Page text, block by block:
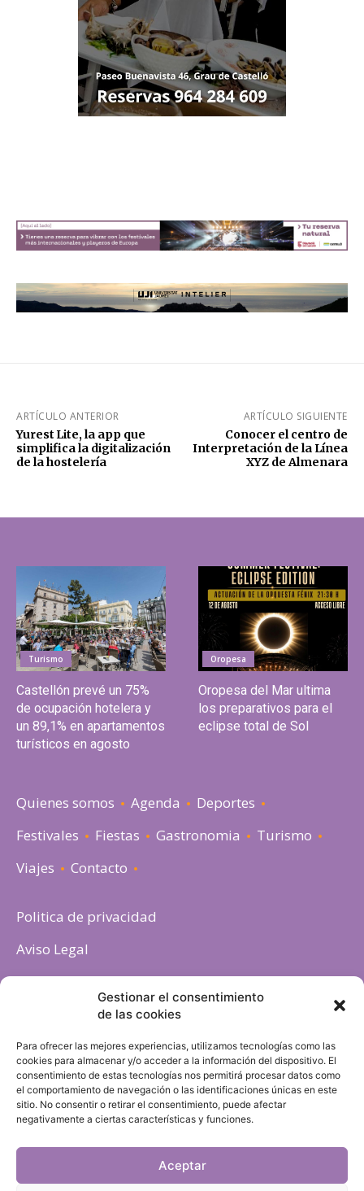
Gestionar el consentimiento
de las cookies
Para ofrecer las mejores experiencias, utilizamos tecnologías como las
cookies para almacenar y/o acceder a la información del dispositivo. El
consentimiento de estas tecnologías nos permitirá procesar datos como
el comportamiento de navegación o las identificaciones únicas en este
sitio. No consentir o retirar el consentimiento, puede afectar
negativamente a ciertas características y funciones.
Aceptar
ARTÍCULO ANTERIOR
Yurest Lite, la app que
simplifica la digitalización
de la hostelería
ARTÍCULO SIGUIENTE
Conocer el centro de
Interpretación de la Línea
XYZ de Almenara
Turismo
Castellón prevé un 75%
de ocupación hotelera y
un 89,1% en apartamentos
turísticos en agosto
Oropesa
Oropesa del Mar ultima
los preparativos para el
eclipse total de Sol
Quienes somos Agenda
Deportes
Festivales
Fiestas Gastronomia
Turismo
Viajes
Contacto
Politica de privacidad
Aviso Legal
Política de cookies